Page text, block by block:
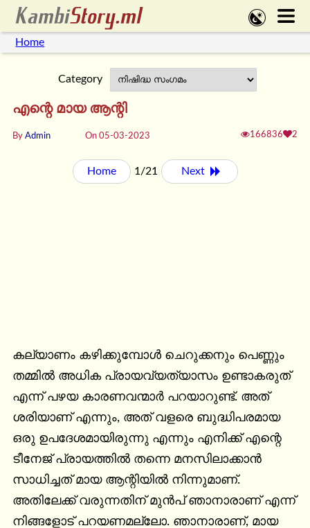
Home
Category
എന്റെ മായ ആന്റി
By Admin On 05-03-2023 166836 2
Home 1/21 Next
കല്യാണം കഴിക്കുമ്പോള്‍ ചെറുക്കനും പെണ്ണും
തമ്മില്‍ അധിക പ്രായവ്യത്യാസം ഉണ്ടാകരുത്
എന്ന് പഴയ കാരണവന്മാര്‍ പറയാറുണ്ട്. അത്
ശരിയാണ് എന്നും, അത് വളരെ ബുദ്ധിപരമായ
ഒരു ഉപദേശമായിരുന്നു എന്നും എനിക്ക് എന്റെ
ടീനേജ് പ്രായത്തില്‍ തന്നെ മനസിലാക്കാന്‍
സാധിച്ചത് മായ ആന്റിയില്‍ നിന്നുമാണ്.
അതിലേക്ക് വരുന്നതിന് മുന്‍പ് ഞാനാരാണ് എന്ന്
നിങ്ങളോട് പറയണമല്ലോ. ഞാനാരാണ്, മായ